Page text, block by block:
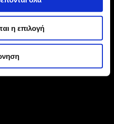
η επιλογή
Υποβοήθηση Οδηγού